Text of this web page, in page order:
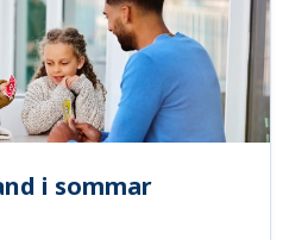
i sommar